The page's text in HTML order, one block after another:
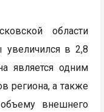
области
в 2,8
является одним
региона, а также
внешнего